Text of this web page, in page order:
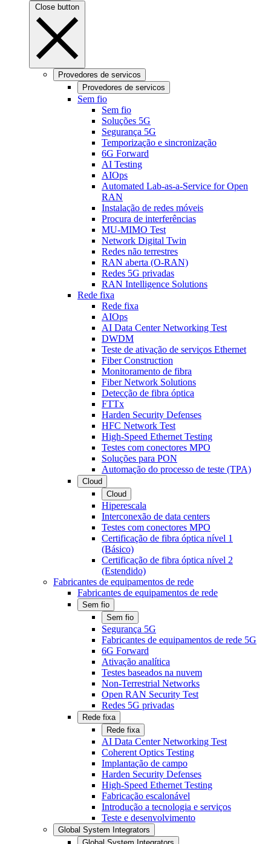
Close button
Provedores de servicos
Provedores de servicos
Sem fio
Sem fio
Soluções 5G
Segurança 5G
Temporização e sincronização
6G Forward
AI Testing
AIOps
Automated Lab-as-a-Service for Open
RAN
Instalação de redes móveis
Procura de interferências
MU-MIMO Test
Network Digital Twin
Redes não terrestres
RAN aberta (O-RAN)
Redes 5G privadas
RAN Intelligence Solutions
Rede fixa
Rede fixa
AIOps
AI Data Center Networking Test
DWDM
Teste de ativação de serviços Ethernet
Fiber Construction
Monitoramento de fibra
Fiber Network Solutions
Detecção de fibra óptica
FTTx
Harden Security Defenses
HFC Network Test
High-Speed Ethernet Testing
Testes com conectores MPO
Soluções para PON
Automação do processo de teste (TPA)
Cloud
Cloud
Hiperescala
Interconexão de data centers
Testes com conectores MPO
Certificação de fibra óptica nível 1
(Básico)
Certificação de fibra óptica nível 2
(Estendido)
Fabricantes de equipamentos de rede
Fabricantes de equipamentos de rede
Sem fio
Sem fio
Segurança 5G
Fabricantes de equipamentos de rede 5G
6G Forward
Ativação analítica
Testes baseados na nuvem
Non-Terrestrial Networks
Open RAN Security Test
Redes 5G privadas
Rede fixa
Rede fixa
AI Data Center Networking Test
Coherent Optics Testing
Implantação de campo
Harden Security Defenses
High-Speed Ethernet Testing
Fabricação escalonável
Introdução a tecnologia e serviços
Teste e desenvolvimento
Global System Integrators